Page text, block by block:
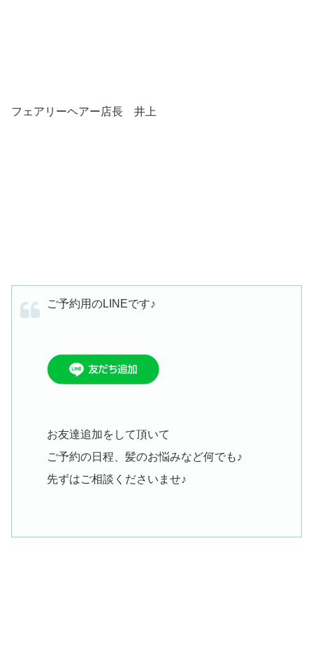
フェアリーヘアー店長 井上
ご予約用のLINEです♪
お友達追加をして頂いて
ご予約の日程、髪のお悩みなど何でも♪
先ずはご相談くださいませ♪